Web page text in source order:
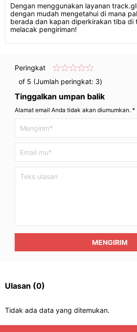
Dengan menggunakan layanan
dengan mudah mengetahui di mana
berada dan kapan diperkirakan tiba di
melacak pengiriman!
Peringkat
of 5 (Jumlah peringkat: 3)
Tinggalkan umpan balik
Alamat email Anda tidak akan diumumkan. *
MENGIRIM
Ulasan (0)
Tidak ada data yang ditemukan.